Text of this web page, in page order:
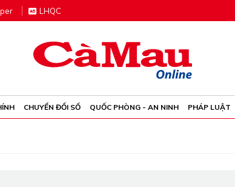
LHQC
CHUYỂN ĐỔI SỐ QUỐC PHÒNG - AN NINH PHÁP LUẬT